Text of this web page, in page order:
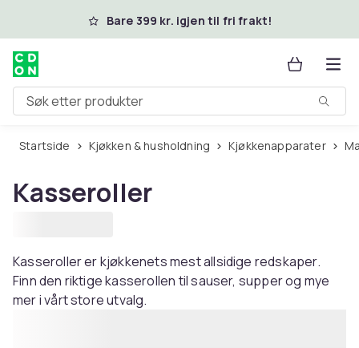
Hopp til hovedinnholdBare 399 kr. igjen til fri frakt!
Søk etter produkter
Startside Kjøkken & husholdning Kjøkkenapparater
Kasseroller
Kasseroller er kjøkkenets mest allsidige redskaper.
Finn den riktige kasserollen til sauser, supper og mye
mer i vårt store utvalg.